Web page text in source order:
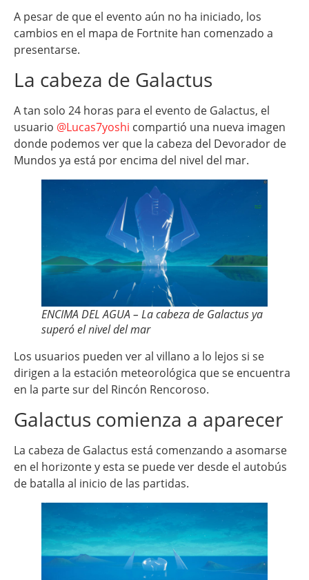
A pesar de que el evento aún no ha iniciado, los
cambios en el mapa de Fortnite han comenzado a
presentarse.
La cabeza de Galactus
A tan solo 24 horas para el evento de Galactus, el
usuario @Lucas7yoshi compartió una nueva imagen
donde podemos ver que la cabeza del Devorador de
Mundos ya está por encima del nivel del mar.
ENCIMA DEL AGUA – La cabeza de Galactus ya
superó el nivel del mar
Los usuarios pueden ver al villano a lo lejos si se
dirigen a la estación meteorológica que se encuentra
en la parte sur del Rincón Rencoroso.
Galactus comienza a aparecer
La cabeza de Galactus está comenzando a asomarse
en el horizonte y esta se puede ver desde el autobús
de batalla al inicio de las partidas.